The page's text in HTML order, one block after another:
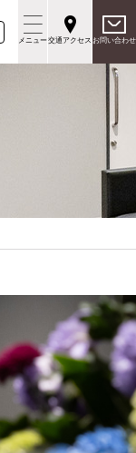
メニュー交通アクセス お問い合わせ